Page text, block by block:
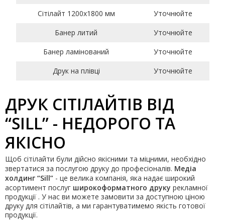
Сітілайт 1200х1800 мм
Уточнюйте
Банер литий
Уточнюйте
Банер ламінований
Уточнюйте
Друк на плівці
Уточнюйте
ДРУК СІТІЛАЙТІВ ВІД
“SILL” - НЕДОРОГО ТА
ЯКІСНО
Щоб сітілайти були дійсно якісними та міцними, необхідно
звертатися за послугою друку до професіоналів. Медіа
холдинг “Sill” - це велика компанія, яка надає широкий
асортимент послуг широкоформатного друку рекламної
продукції . У нас ви можете замовити за доступною ціною
друку для сітілайтів, а ми гарантуватимемо якість готової
продукції.